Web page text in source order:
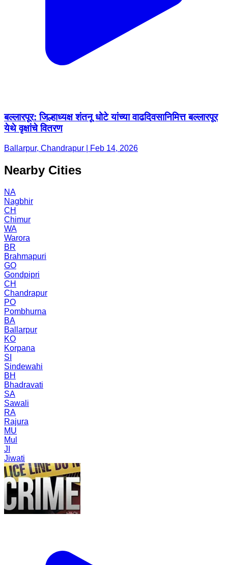
बल्लारपूर: जिल्हाध्यक्ष शंतनू धोटे यांच्या वाढदिवसानिमित्त बल्लारपूर
येथे वृक्षांचे वितरण
Ballarpur, Chandrapur | Feb 14, 2026
Nearby Cities
NA
Nagbhir
CH
Chimur
WA
Warora
BR
Brahmapuri
GO
Gondpipri
CH
Chandrapur
PO
Pombhurna
BA
Ballarpur
KO
Korpana
SI
Sindewahi
BH
Bhadravati
SA
Sawali
RA
Rajura
MU
Mul
JI
Jiwati